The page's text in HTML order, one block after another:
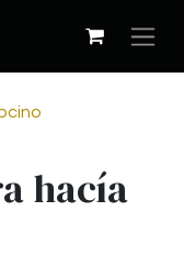
hacía